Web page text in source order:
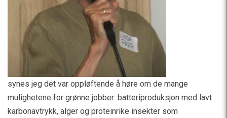
synes jeg det var oppløftende å høre om de mange
mulighetene for grønne jobber: batteriproduksjon med lavt
karbonavtrykk, alger og proteinrike insekter som